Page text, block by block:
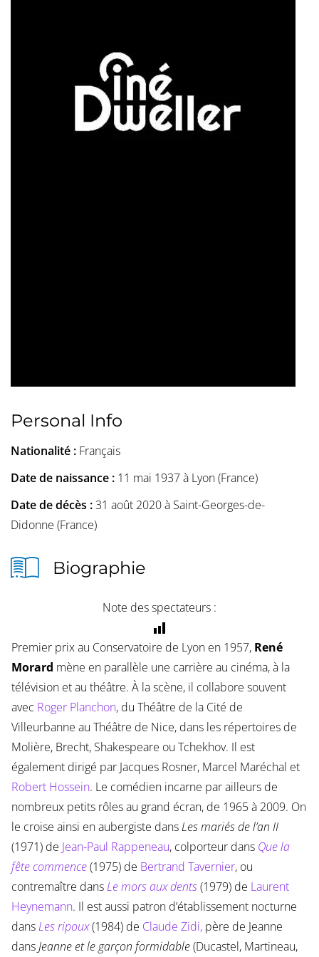
Personal Info
Nationalité : Français
Date de naissance : 11 mai 1937 à Lyon (France)
Date de décès :31 août 2020 à Saint-Georges-de-
Didonne (France)
Biographie
Note des spectateurs :
Premier prix au Conservatoire de Lyon en 1957, René
Morard mène en parallèle une carrière au cinéma, à la
télévision et au théâtre. À la scène, il collabore souvent
avec Roger Planchon, du Théâtre de la Cité de
Villeurbanne au Théâtre de Nice, dans les répertoires de
Molière, Brecht, Shakespeare ou Tchekhov. Il est
également dirigé par Jacques Rosner, Marcel Maréchal et
Robert Hossein. Le comédien incarne par ailleurs de
nombreux petits rôles au grand écran, de 1965 à 2009. On
le croise ainsi en aubergiste dansLes mariés de l’an II
(1971) de Jean-Paul Rappeneau, colporteur dans Que la
fête commence(1975) de Bertrand Tavernier, ou
contremaître dansLe mors aux dents(1979) de Laurent
Heynemann. Il est aussi patron d’établissement nocturne
dansLes ripoux(1984) de Claude Zidi,père de Jeanne
dansJeanne et le garçon formidable(Ducastel, Martineau,